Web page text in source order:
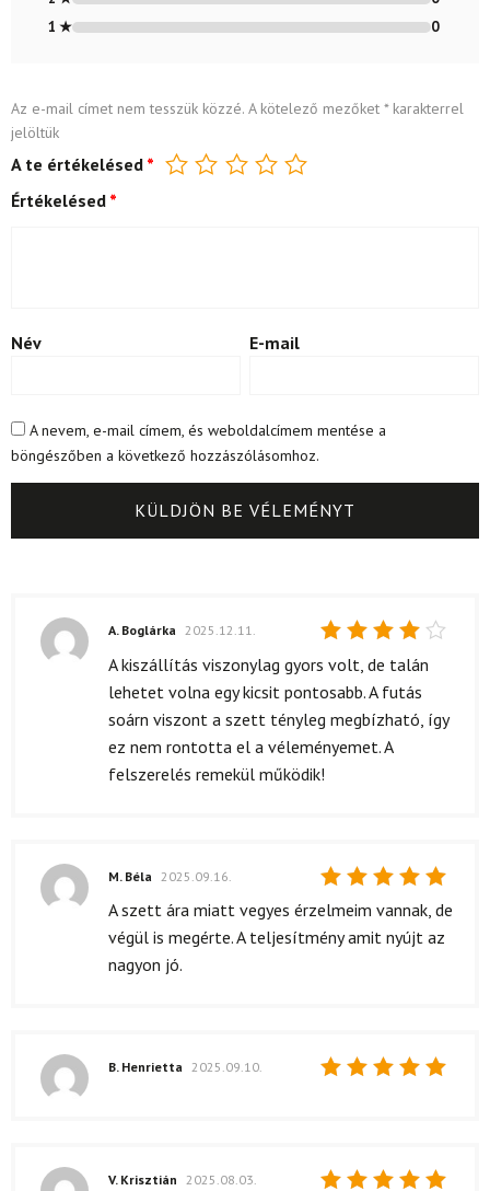
1 ★
0
Az e-mail címet nem tesszük közzé. A kötelező mezőket *karakterrel
jelöltük
A te értékelésed *
Értékelésed *
Név E-mail
A nevem, e-mail címem, és weboldalcímem mentése a
böngészőben a következő hozzászólásomhoz.
Értékelés:
/ 5
A. Boglárka 2025.12.11.
A kiszállítás viszonylag gyors volt, de talán
lehetet volna egy kicsit pontosabb. A futás
soárn viszont a szett tényleg megbízható, így
ez nem rontotta el a véleményemet. A
felszerelés remekül működik!
Értékelés:
M. Béla 2025.09.16.
A szett ára miatt vegyes érzelmeim vannak, de
végül is megérte. A teljesítmény amit nyújt az
nagyon jó.
B. Henrietta 2025.09.10.
V. Krisztián 2025.08.03.